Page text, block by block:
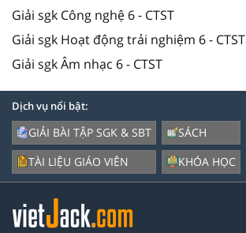
Giải sgk Công nghệ 6 - CTST
Giải sgk Hoạt động trải nghiệm 6 - CTST
Giải sgk Âm nhạc 6 - CTST
Dịch vụ nổi bật:
GIẢI BÀI TẬP SGK & SBT
TÀI LIỆU GIÁO VIÊN
SÁCH
KHÓA HỌC